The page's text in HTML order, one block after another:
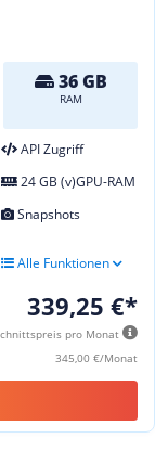
36 GB
RAM
API Zugriff
24 GB (v)GPU-RAM
Snapshots
Alle Funktionen
339,25 €*
pro Monat
345,00 €/Monat